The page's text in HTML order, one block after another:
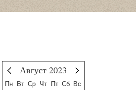
Август 2023
Пн Вт Ср Чт Пт Сб Вс